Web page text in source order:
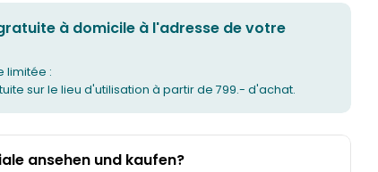
à domicile à l'adresse de votre
limitée :
sur le lieu d'utilisation à partir de 799.- d'achat.
ansehen und kaufen?